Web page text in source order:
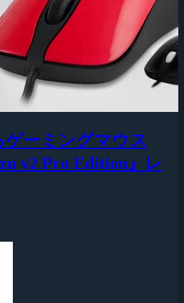
ーミングマウス
v2 Pro Edition』レ